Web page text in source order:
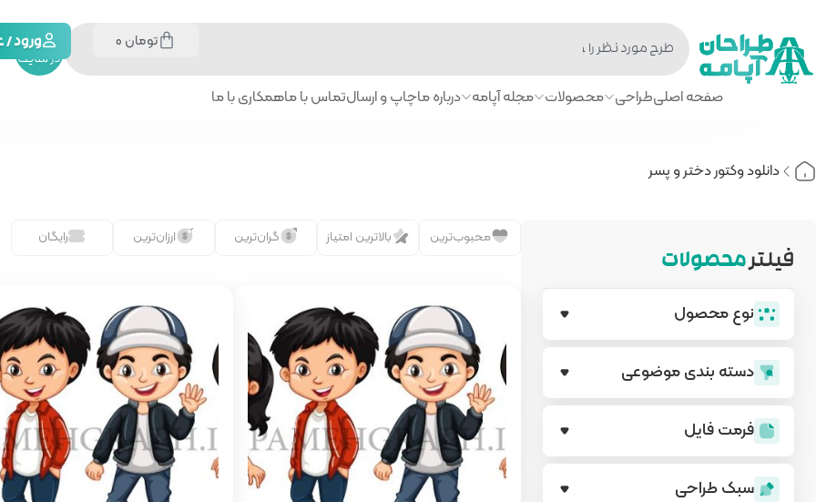
جستجو
در سایت
تومان ورود
صفحه اصلیطراحی محصولات مجله آپامه درباره ماچاپ و ارسالتماس با ماهمکاری با ما
دانلود وکتور دختر و پسر
فیلترمحصولات
نوع محصول
دسته بندی‌ موضوعی
فرمت فایل
سبک طراحی
محبوب‌ترین بالاترین امتیاز گران‌ترین ارزان‌ترین رایگان